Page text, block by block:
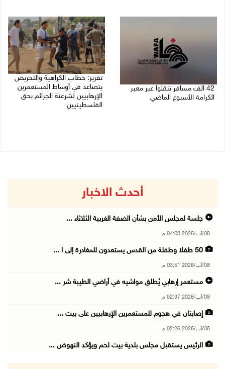
42 الف مسافر تنقلوا عبر معبر
الكرامة الأسبوع الماضي
تقرير: خطاب الكراهية والتحريض
يتصاعد في أوساط المستعمرين
الإرهابيين لشرعنة الجرائم بحق
الفلسطينيين
أحدث الاخبار
جلسة لمجلس الأمن بشأن الضفة الغربية الثلاثاء ...
08/آب/2026 04:03 م
50 طفلا وطفلة من القدس يستعدون للمغادرة إلى ا ...
08/آب/2026 03:51 م
مستعمر إرهابي يُطلق مواشيه في أراضي الطيبة شر ...
08/آب/2026 02:37 م
إصابتان في هجوم للمستعمرين الإرهابيين على بيت ...
08/آب/2026 02:26 م
الرئيس يستقبل مجلس بلدية بيت لحم ويؤكد النهوض ...